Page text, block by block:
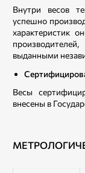
Внутри весов
успешно
характеристик
выданными
Весы
внесены в